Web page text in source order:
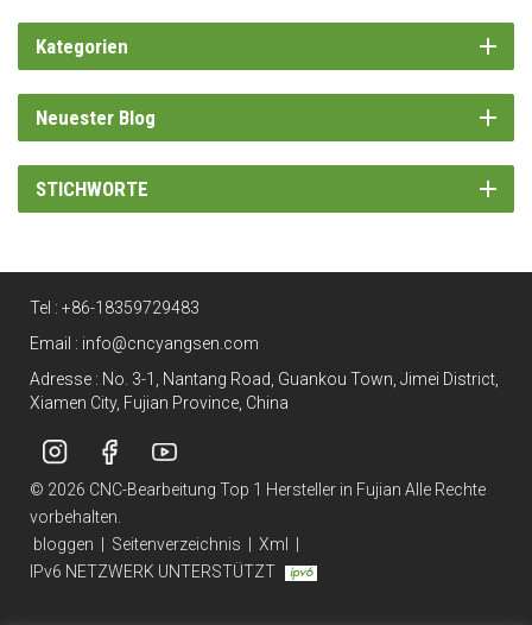
Kategorien
Neuester Blog
STICHWORTE
Tel : +86-18359729483
Email : info@cncyangsen.com
Adresse : No. 3-1, Nantang Road, Guankou Town, Jimei District,
Xiamen City, Fujian Province, China
© 2026 CNC-Bearbeitung Top 1 Hersteller in Fujian Alle Rechte
vorbehalten.
bloggen
Seitenverzeichnis Xml
IPv6 NETZWERK UNTERSTÜTZT